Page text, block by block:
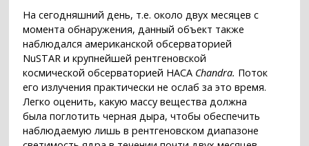
На сегодняшний день, т.е. около двух месяцев с
момента обнаружения, данный объект также
наблюдался американской обсерваторией
NuSTAR и крупнейшей рентгеновской
космической обсерваторией НАСА Chandra. Поток
его излучения практически не ослаб за это время.
Легко оценить, какую массу вещества должна
была поглотить черная дыра, чтобы обеспечить
наблюдаемую лишь в рентгеновском диапазоне